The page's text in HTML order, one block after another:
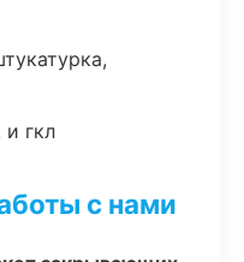
гкл
с нами